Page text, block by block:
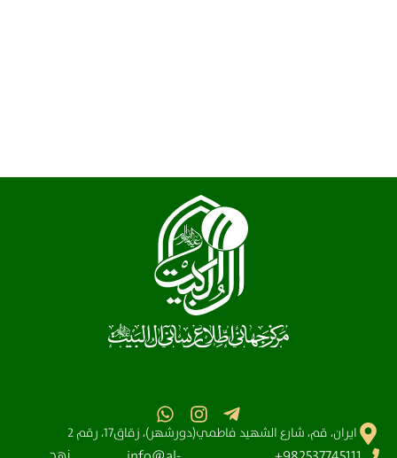
ايران، قم، شارع الشهيد فاطمي(دورشهر)، زقاق17، رقم 2